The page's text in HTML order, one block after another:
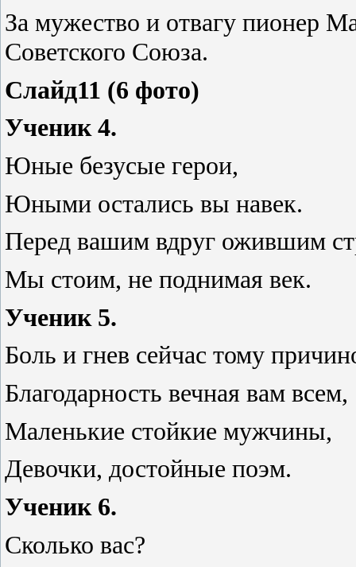
За мужество и отвагу пионер
Советского Союза.
Слайд11 (6 фото)
Ученик 4.
Юные безусые герои,
Юными остались вы навек.
Перед вашим вдруг ожившим
Мы стоим, не поднимая век.
Ученик 5.
Боль и гнев сейчас тому
Благодарность вечная вам всем,
Маленькие стойкие мужчины,
Девочки, достойные поэм.
Ученик 6.
Сколько вас?